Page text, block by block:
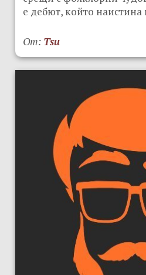
е дебют, който наистина
От: Tsu